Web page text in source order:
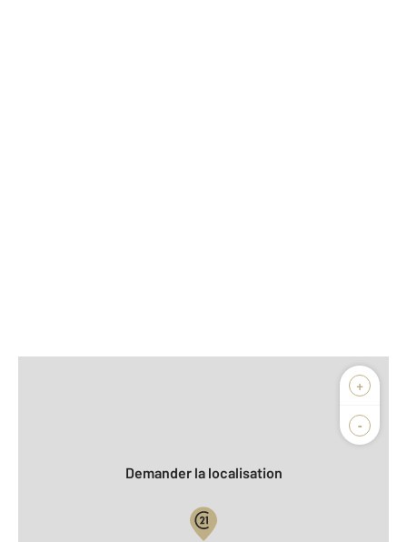
+
-
Biens vendus
Demander la localisation